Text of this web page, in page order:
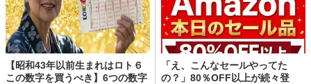
【昭和43年以前生まれはロト６
この数字を買うべき】6つの数字
「え、こんなセールやってた
の？」80％OFF以上が続々登